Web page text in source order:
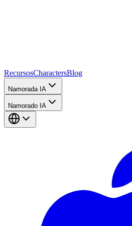
RecursosCharactersBlog
Namorada IA
Namorado IA